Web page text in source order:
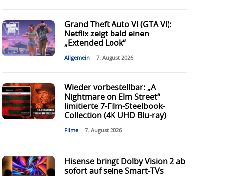
Grand Theft Auto VI (GTA VI):
Netflix zeigt bald einen
„Extended Look“
Allgemein 7. August 2026
Wieder vorbestellbar: „A
Nightmare on Elm Street“
limitierte 7-Film-Steelbook-
Collection (4K UHD Blu-ray)
Filme 7. August 2026
Hisense bringt Dolby Vision 2 ab
sofort auf seine Smart-TVs